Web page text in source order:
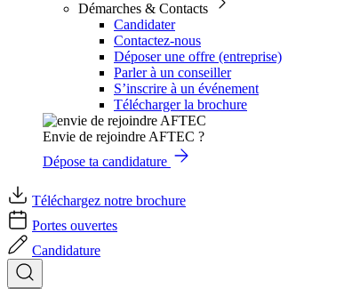
Démarches & Contacts
Candidater
Contactez-nous
Déposer une offre (entreprise)
Parler à un conseiller
S’inscrire à un événement
Télécharger la brochure
Envie de rejoindre AFTEC ?
Dépose ta candidature
Téléchargez notre brochure
Portes ouvertes
Candidature